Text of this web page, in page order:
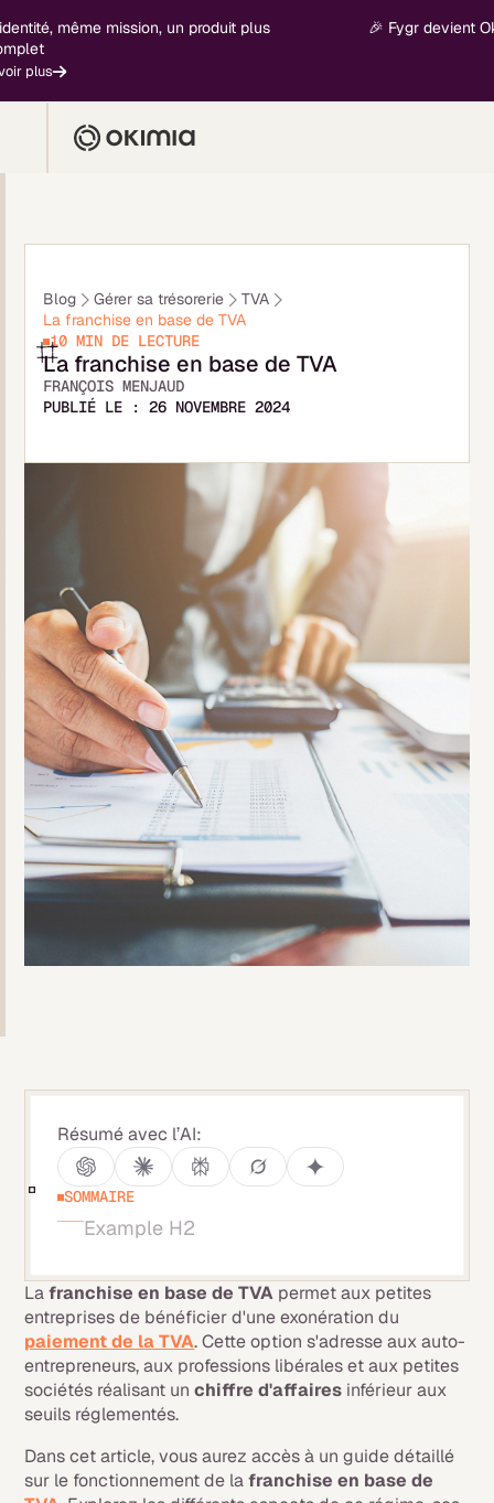
mission, un produit plus 🎉 Fygr devient Okimia
Blog Gérer sa trésorerie
TVA
La franchise en base de TVA
10 MIN DE LECTURE
La franchise en base de TVA
FRANÇOIS MENJAUD
PUBLIÉ LE :26 NOVEMBRE 2024
Résumé avec l’AI:
SOMMAIRE
Example H2
Lafranchise en base de TVA permet aux petites
entreprises de bénéficier d'une exonération du
paiement de la TVA. Cette option s'adresse aux auto-
entrepreneurs, aux professions libérales et aux petites
sociétés réalisant unchiffre d'affaires inférieur aux
seuils réglementés.
Dans cet article, vous aurez accès à un guide détaillé
sur le fonctionnement de lafranchise en base de